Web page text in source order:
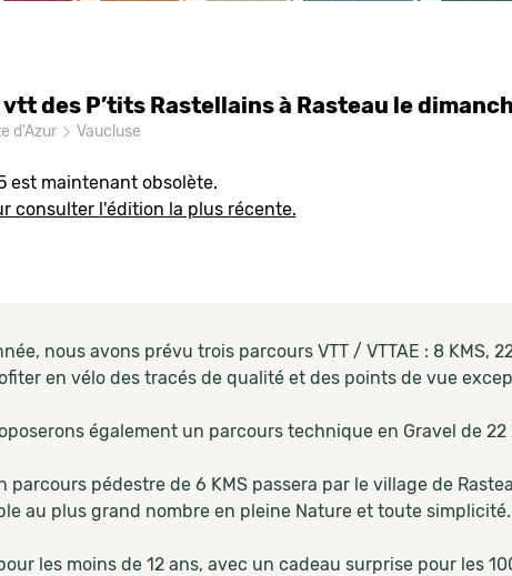
des P’tits Rastellains à Rasteau le
d'Azur Vaucluse
est maintenant obsolète.
consulter l'édition la plus récente.
nous avons prévu trois parcours VTT / VTTAE : 8 KMS,
en vélo des tracés de qualité et des points de vue
également un parcours technique en Gravel de
parcours pédestre de 6 KMS passera par le village de
au plus grand nombre en pleine Nature et toute simplicité.
les moins de 12 ans, avec un cadeau surprise pour les